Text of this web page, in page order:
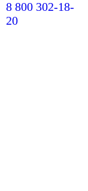
8 800 302-18-
20